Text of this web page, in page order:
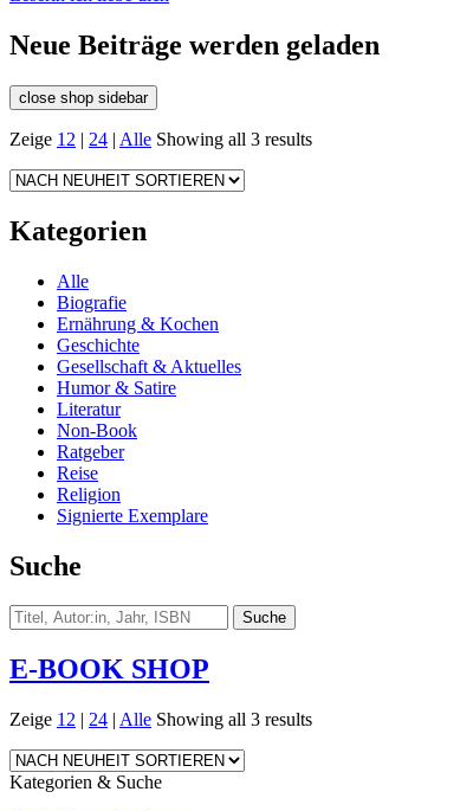
Neue Beiträge werden geladen
close shop sidebar
Zeige 12 | 24 | Alle Showing all 3 results
Kategorien
Alle
Biografie
Ernährung & Kochen
Geschichte
Gesellschaft & Aktuelles
Humor & Satire
Literatur
Non-Book
Ratgeber
Reise
Religion
Signierte Exemplare
Suche
E-BOOK SHOP
Zeige 12 | 24 | Alle Showing all 3 results
Kategorien & Suche